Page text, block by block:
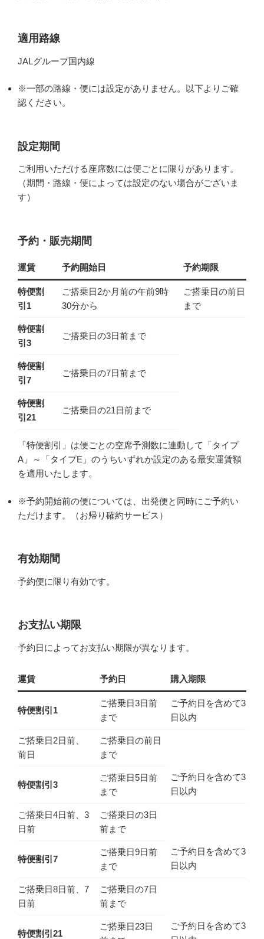
適用路線
JALグループ国内線
※一部の路線・便には設定がありません。以下よりご確
認ください。
設定期間
ご利用いただける座席数には便ごとに限りがあります。
（期間・路線・便によっては設定のない場合がございま
す）
予約・販売期間
運賃 予約開始日 予約期限
特便割
引1
ご搭乗日2か月前の午前9時
30分から
ご搭乗日の前日
まで
特便割
引3
ご搭乗日の3日前まで
特便割
引7
ご搭乗日の7日前まで
特便割
引21
ご搭乗日の21日前まで
「特便割引」は便ごとの空席予測数に連動して「タイプ
A」～「タイプE」のうちいずれか設定のある最安運賃額
を適用いたします。
※予約開始前の便については、出発便と同時にご予約い
ただけます。（お帰り確約サービス）
有効期間
予約便に限り有効です。
お支払い期限
予約日によってお支払い期限が異なります。
運賃 予約日 購入期限
特便割引1
ご搭乗日3日前
まで
ご予約日を含めて3
日以内
ご搭乗日2日前、
前日
ご搭乗日の前日
まで
特便割引3
ご搭乗日5日前
まで
ご予約日を含めて3
日以内
ご搭乗日4日前、3
日前
ご搭乗日の3日
前まで
特便割引7
ご搭乗日9日前
まで
ご予約日を含めて3
日以内
ご搭乗日8日前、7
日前
ご搭乗日の7日
前まで
特便割引21
ご搭乗日23日
ご予約日を含めて3